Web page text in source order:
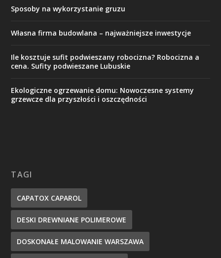
Sposoby na wykorzystanie gruzu
Własna firma budowlana – najważniejsze inwestycje
Ile kosztuje sufit podwieszany robocizna? Robocizna a
cena. Sufity podwieszane Lubuskie
Ekologiczne ogrzewanie domu: Nowoczesne systemy
grzewcze dla przyszłości i oszczędności
TAGI
CAPATOX CAPAROL
DESKI DREWNIANE POLIMEROWE
DOSKONAŁE MALOWANIE WARSZAWA